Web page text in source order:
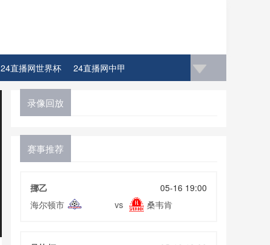
24直播网世界杯 24直播网中甲
录像回放
赛事推荐
挪乙
05-16 19:00
海尔顿市
vs 桑韦肯